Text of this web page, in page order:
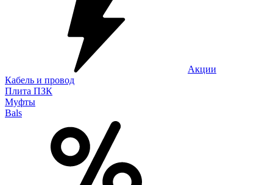
Акции
Кабель и провод
Плита ПЗК
Муфты
Bals